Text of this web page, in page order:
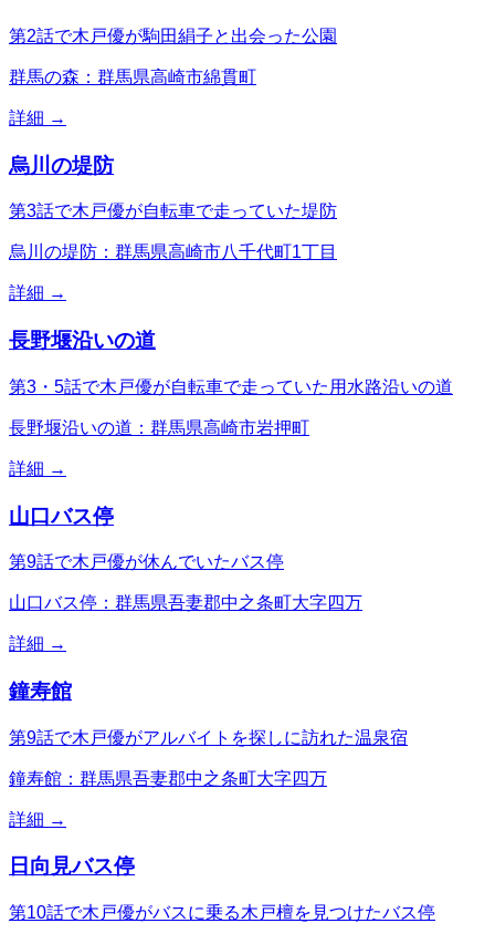
第2話で木戸優が駒田絹子と出会った公園
群馬の森：群馬県高崎市綿貫町
詳細 →
烏川の堤防
第3話で木戸優が自転車で走っていた堤防
烏川の堤防：群馬県高崎市八千代町1丁目
詳細 →
長野堰沿いの道
第3・5話で木戸優が自転車で走っていた用水路沿いの道
長野堰沿いの道：群馬県高崎市岩押町
詳細 →
山口バス停
第9話で木戸優が休んでいたバス停
山口バス停：群馬県吾妻郡中之条町大字四万
詳細 →
鐘寿館
第9話で木戸優がアルバイトを探しに訪れた温泉宿
鐘寿館：群馬県吾妻郡中之条町大字四万
詳細 →
日向見バス停
第10話で木戸優がバスに乗る木戸檀を見つけたバス停